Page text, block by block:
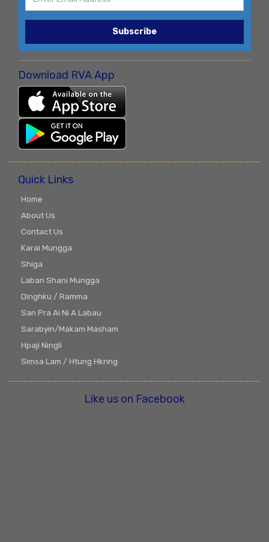
Subscribe
Download RVA App
Quick Links
Home
About Us
Contact Us
Karai Mungga
Shiga
Laban Shani Mungga
Dinghku / Ramma
San Pra Ai Ni A Labau
Sarabyin/Makam Masham
Hpaji Ningli
Simsa Lam / Htung Hkring
Like us on Facebook